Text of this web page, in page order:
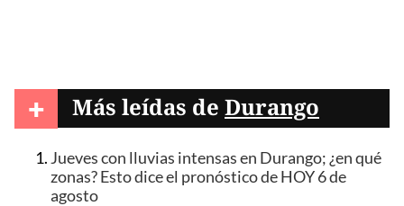
+ Más leídas de Durango
Jueves con lluvias intensas en Durango; ¿en qué
zonas? Esto dice el pronóstico de HOY 6 de
agosto